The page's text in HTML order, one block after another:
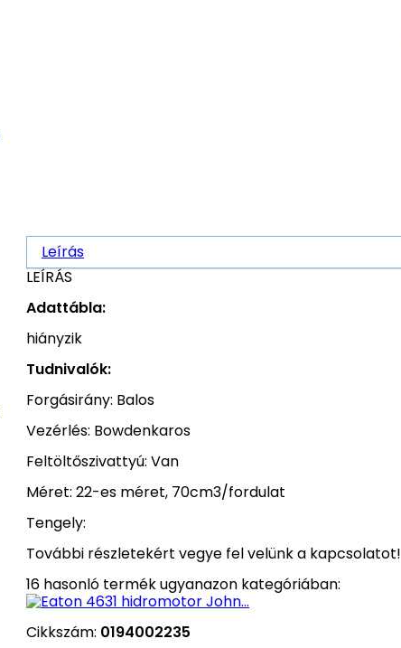
Leírás
LEÍRÁS
Adattábla:
hiányzik
Tudnivalók:
Forgásirány: Balos
Vezérlés: Bowdenkaros
Feltöltőszivattyú: Van
Méret: 22-es méret, 70cm3/fordulat
Tengely:
További részletekért vegye fel velünk a kapcsolatot!
16 hasonló termék ugyanazon kategóriában:
Cikkszám: 0194002235